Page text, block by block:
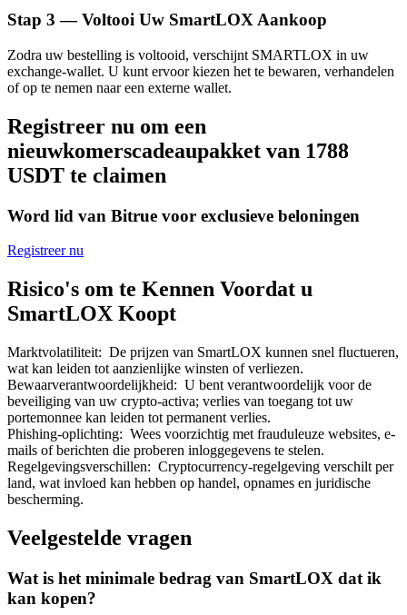
Tot 65% commissies!
Doorverwijzing
Nodig een vriend uit om contante beloningen te ontvangen
BTC Welcome Rewards
Stap 3 —Voltooi Uw SmartLOX Aankoop
Zodra uw bestelling is voltooid, verschijnt SMARTLOX in uw
exchange-wallet. U kunt ervoor kiezen het te bewaren, verhandelen
of op te nemen naar een externe wallet.
Registreer nu om een
nieuwkomerscadeaupakket van 1788
USDT te claimen
Word lid van Bitrue voor exclusieve beloningen
Registreer nu
Risico's om te Kennen Voordat u
SmartLOX Koopt
Marktvolatiliteit: De prijzen van SmartLOX kunnen snel fluctueren,
wat kan leiden tot aanzienlijke winsten of verliezen.
Bewaarverantwoordelijkheid: U bent verantwoordelijk voor de
beveiliging van uw crypto-activa; verlies van toegang tot uw
portemonnee kan leiden tot permanent verlies.
Phishing-oplichting: Wees voorzichtig met frauduleuze websites, e-
mails of berichten die proberen inloggegevens te stelen.
Regelgevingsverschillen: Cryptocurrency-regelgeving verschilt per
land, wat invloed kan hebben op handel, opnames en juridische
bescherming.
Veelgestelde vragen
Wat is het minimale bedrag van SmartLOX dat ik
kan kopen?